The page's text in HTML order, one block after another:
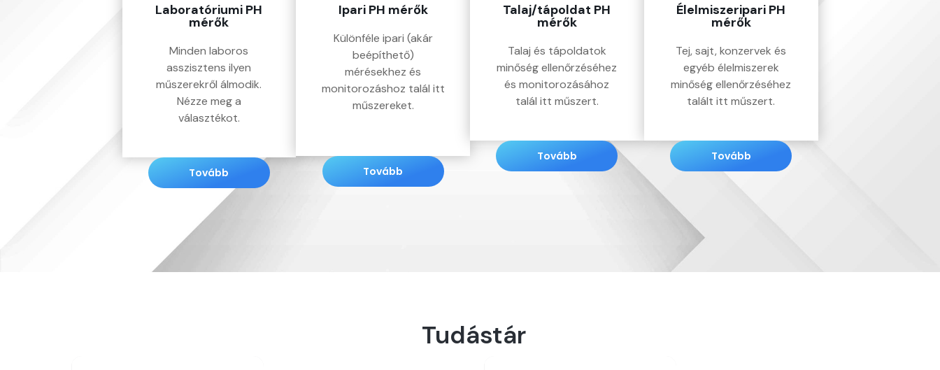
Laboratóriumi PH
mérők
Minden laboros
asszisztens ilyen
műszerekről álmodik.
Nézze meg a
választékot.
Tovább
Ipari PH mérők
Különféle ipari (akár
beépíthető)
mérésekhez és
monitorozáshoz talál itt
műszereket.
Tovább
Talaj/tápoldat PH
mérők
Talaj és tápoldatok
minőség ellenőrzéséhez
és monitorozásához
talál itt műszert.
Tovább
Élelmiszeripari PH
mérők
Tej, sajt, konzervek és
egyéb élelmiszerek
minőség ellenőrzéséhez
talált itt műszert.
Tovább
Tudástár